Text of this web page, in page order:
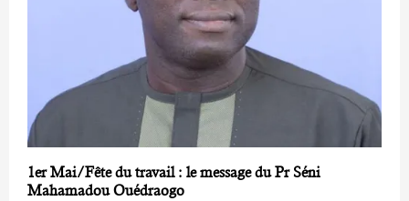
1er Mai/Fête du travail : le message du Pr Séni
Mahamadou Ouédraogo